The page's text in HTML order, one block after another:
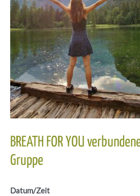
BREATH FOR YOU
Gruppe
Datum/Zeit